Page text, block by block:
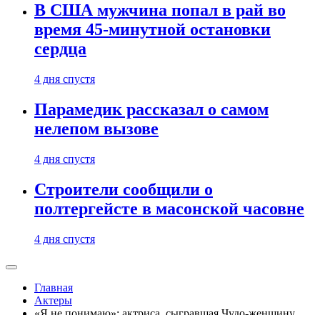
В США мужчина попал в рай во
время 45-минутной остановки
сердца
4 дня спустя
Парамедик рассказал о самом
нелепом вызове
4 дня спустя
Строители сообщили о
полтергейсте в масонской часовне
4 дня спустя
Главная
Актеры